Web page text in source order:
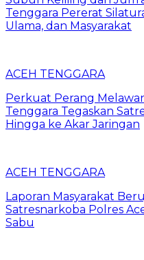
Tenggara Pererat
Ulama, dan Masyarakat
ACEH TENGGARA
Perkuat Perang
Tenggara Tegaskan
Hingga ke Akar Jaringan
ACEH TENGGARA
Laporan Masyarakat
Satresnarkoba Polres
Sabu